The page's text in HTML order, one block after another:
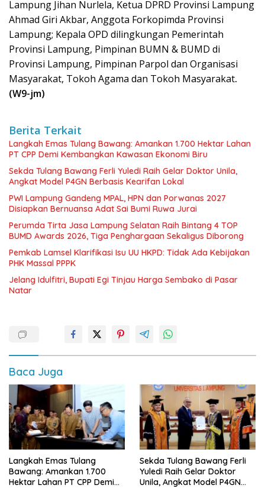
Lampung Jihan Nurlela, Ketua DPRD Provinsi Lampung
Ahmad Giri Akbar, Anggota Forkopimda Provinsi
Lampung; Kepala OPD dilingkungan Pemerintah
Provinsi Lampung, Pimpinan BUMN & BUMD di
Provinsi Lampung, Pimpinan Parpol dan Organisasi
Masyarakat, Tokoh Agama dan Tokoh Masyarakat.
(W9-jm)
Berita Terkait
Langkah Emas Tulang Bawang: Amankan 1.700 Hektar Lahan
PT CPP Demi Kembangkan Kawasan Ekonomi Biru
Sekda Tulang Bawang Ferli Yuledi Raih Gelar Doktor Unila,
Angkat Model P4GN Berbasis Kearifan Lokal
PWI Lampung Gandeng MPAL, HPN dan Porwanas 2027
Disiapkan Bernuansa Adat Sai Bumi Ruwa Jurai
Perumda Tirta Jasa Lampung Selatan Raih Bintang 4 TOP
BUMD Awards 2026, Tiga Penghargaan Sekaligus Diborong
Pemkab Lamsel Klarifikasi Isu UU HKPD: Tidak Ada Kebijakan
PHK Massal PPPK
Jelang Idulfitri, Bupati Egi Tinjau Harga Sembako di Pasar
Natar
Baca Juga
Langkah Emas Tulang
Bawang: Amankan 1.700
Hektar Lahan PT CPP Demi
Sekda Tulang Bawang Ferli
Yuledi Raih Gelar Doktor
Unila, Angkat Model P4GN